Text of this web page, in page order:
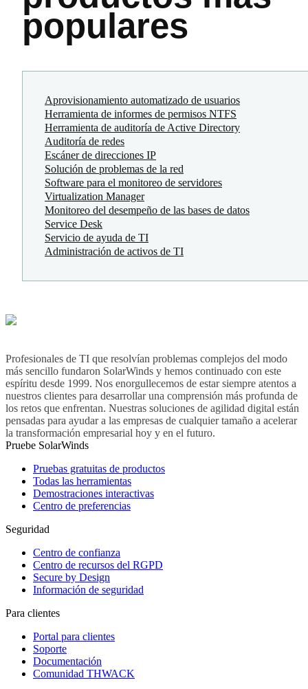
populares
Aprovisionamiento automatizado de usuarios
Herramienta de informes de permisos NTFS
Herramienta de auditoría de Active Directory
Auditoría de redes
Escáner de direcciones IP
Solución de problemas de la red
Software para el monitoreo de servidores
Virtualization Manager
Monitoreo del desempeño de las bases de datos
Service Desk
Servicio de ayuda de TI
Administración de activos de TI
Profesionales de TI que resolvían problemas complejos del modo
más sencillo fundaron SolarWinds y hemos continuado con este
espíritu desde 1999. Nos enorgullecemos de estar siempre atentos a
nuestros clientes para desarrollar una comprensión más profunda de
los retos que enfrentan. Nuestras soluciones de agilidad digital están
pensadas para ayudar a las empresas de cualquier tamaño a acelerar
la transformación empresarial hoy y en el futuro.
Pruebe SolarWinds
Pruebas gratuitas de productos
Todas las herramientas
Demostraciones interactivas
Centro de preferencias
Seguridad
Centro de confianza
Centro de recursos del RGPD
Secure by Design
Información de seguridad
Para clientes
Portal para clientes
Soporte
Documentación
Comunidad THWACK